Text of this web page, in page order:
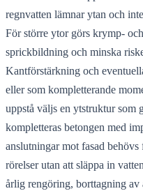
regnvatten lämnar ytan och
För större ytor görs krymp-
sprickbildning och minska
Kantförstärkning och
eller som kompletterande
uppstå väljs en ytstruktur som
kompletteras betongen med
anslutningar mot fasad
rörelser utan att släppa in
årlig rengöring, borttagning